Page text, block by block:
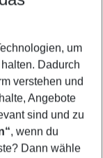
um
Dadurch
verstehen und
Angebote
sind und zu
, wenn du
Dann wähle